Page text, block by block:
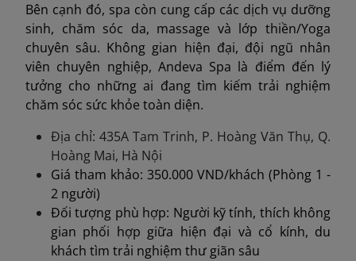
Bên cạnh đó, spa còn cung cấp các dịch vụ dưỡng
sinh, chăm sóc da, massage và lớp thiền/Yoga
chuyên sâu. Không gian hiện đại, đội ngũ nhân
viên chuyên nghiệp, Andeva Spa là điểm đến lý
tưởng cho những ai đang tìm kiếm trải nghiệm
chăm sóc sức khỏe toàn diện.
Địa chỉ: 435A Tam Trinh, P. Hoàng Văn Thụ, Q.
Hoàng Mai, Hà Nội
Giá tham khảo: 350.000 VND/khách (Phòng 1 -
2 người)
Đối tượng phù hợp: Người kỹ tính, thích không
gian phối hợp giữa hiện đại và cổ kính, du
khách tìm trải nghiệm thư giãn sâu